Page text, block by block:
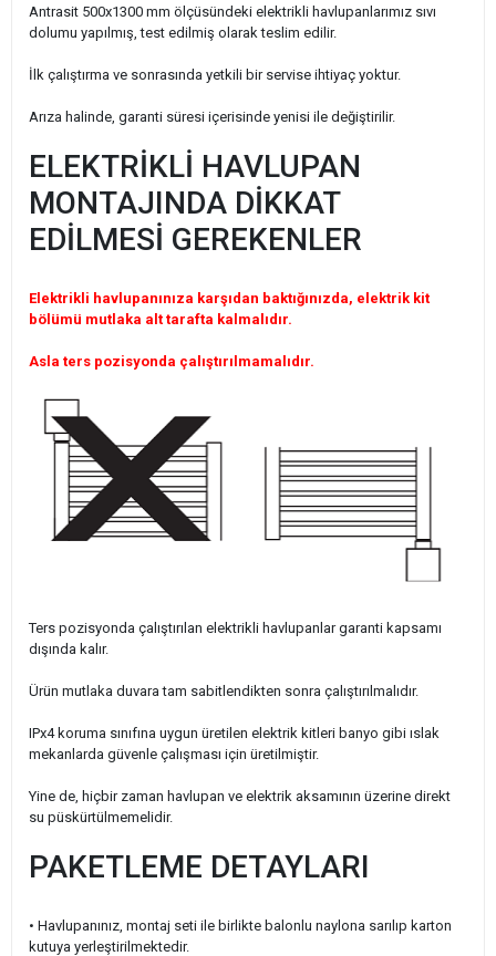
Antrasit 500x1300 mm ölçüsündeki elektrikli havlupanlarımız sıvı
dolumu yapılmış, test edilmiş olarak teslim edilir.
İlk çalıştırma ve sonrasında yetkili bir servise ihtiyaç yoktur.
Arıza halinde, garanti süresi içerisinde yenisi ile değiştirilir.
ELEKTRİKLİ HAVLUPAN
MONTAJINDA DİKKAT
EDİLMESİ GEREKENLER
Elektrikli havlupanınıza karşıdan baktığınızda, elektrik kit
bölümü mutlaka alt tarafta kalmalıdır.
Asla ters pozisyonda çalıştırılmamalıdır.
Ters pozisyonda çalıştırılan elektrikli havlupanlar garanti kapsamı
dışında kalır.
Ürün mutlaka duvara tam sabitlendikten sonra çalıştırılmalıdır.
IPx4 koruma sınıfına uygun üretilen elektrik kitleri banyo gibi ıslak
mekanlarda güvenle çalışması için üretilmiştir.
Yine de, hiçbir zaman havlupan ve elektrik aksamının üzerine direkt
su püskürtülmemelidir.
PAKETLEME DETAYLARI
• Havlupanınız, montaj seti ile birlikte balonlu naylona sarılıp karton
kutuya yerleştirilmektedir.